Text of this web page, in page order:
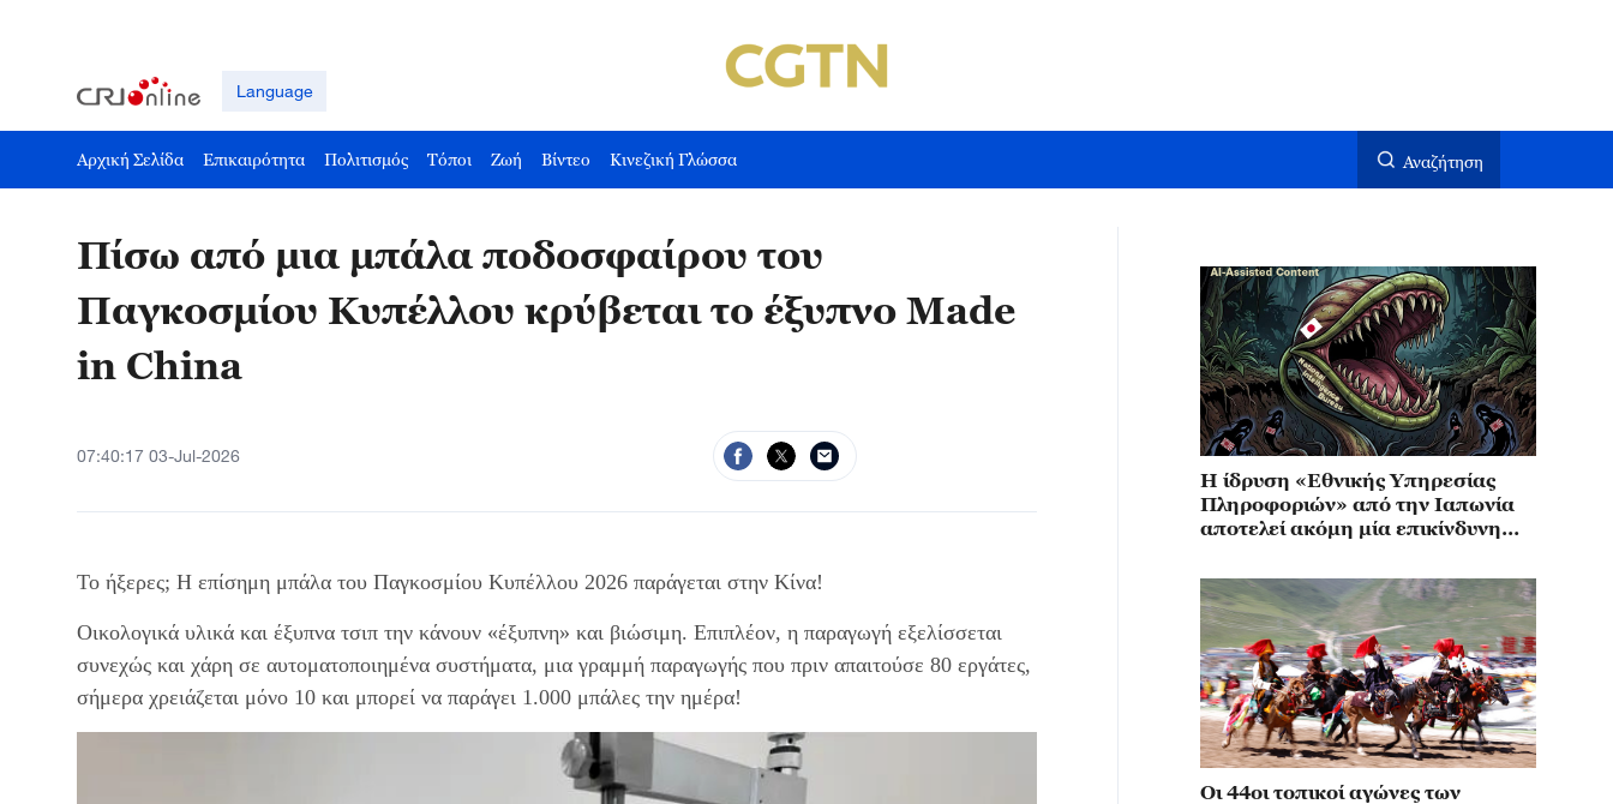
Language
Αρχική Σελίδα Επικαιρότητα Πολιτισμός Τόποι Ζωή Βίντεο Κινεζική Γλώσσα Αναζήτηση
Πίσω από μια μπάλα ποδοσφαίρου του
Παγκοσμίου Κυπέλλου κρύβεται το έξυπνο Made
in China
07:40:17 03-Jul-2026
Το ήξερες; Η επίσημη μπάλα του Παγκοσμίου Κυπέλλου 2026 παράγεται στην Κίνα!
Οικολογικά υλικά και έξυπνα τσιπ την κάνουν «έξυπνη» και βιώσιμη. Επιπλέον, η παραγωγή εξελίσσεται
συνεχώς και χάρη σε αυτοματοποιημένα συστήματα, μια γραμμή παραγωγής που πριν απαιτούσε 80 εργάτες,
σήμερα χρειάζεται μόνο 10 και μπορεί να παράγει 1.000 μπάλες την ημέρα!
Η ίδρυση «Εθνικής Υπηρεσίας
Πληροφοριών» από την Ιαπωνία
αποτελεί ακόμη μία επικίνδυνη
μιλιταρισμού
Οι 44οι τοπικοί αγώνες των